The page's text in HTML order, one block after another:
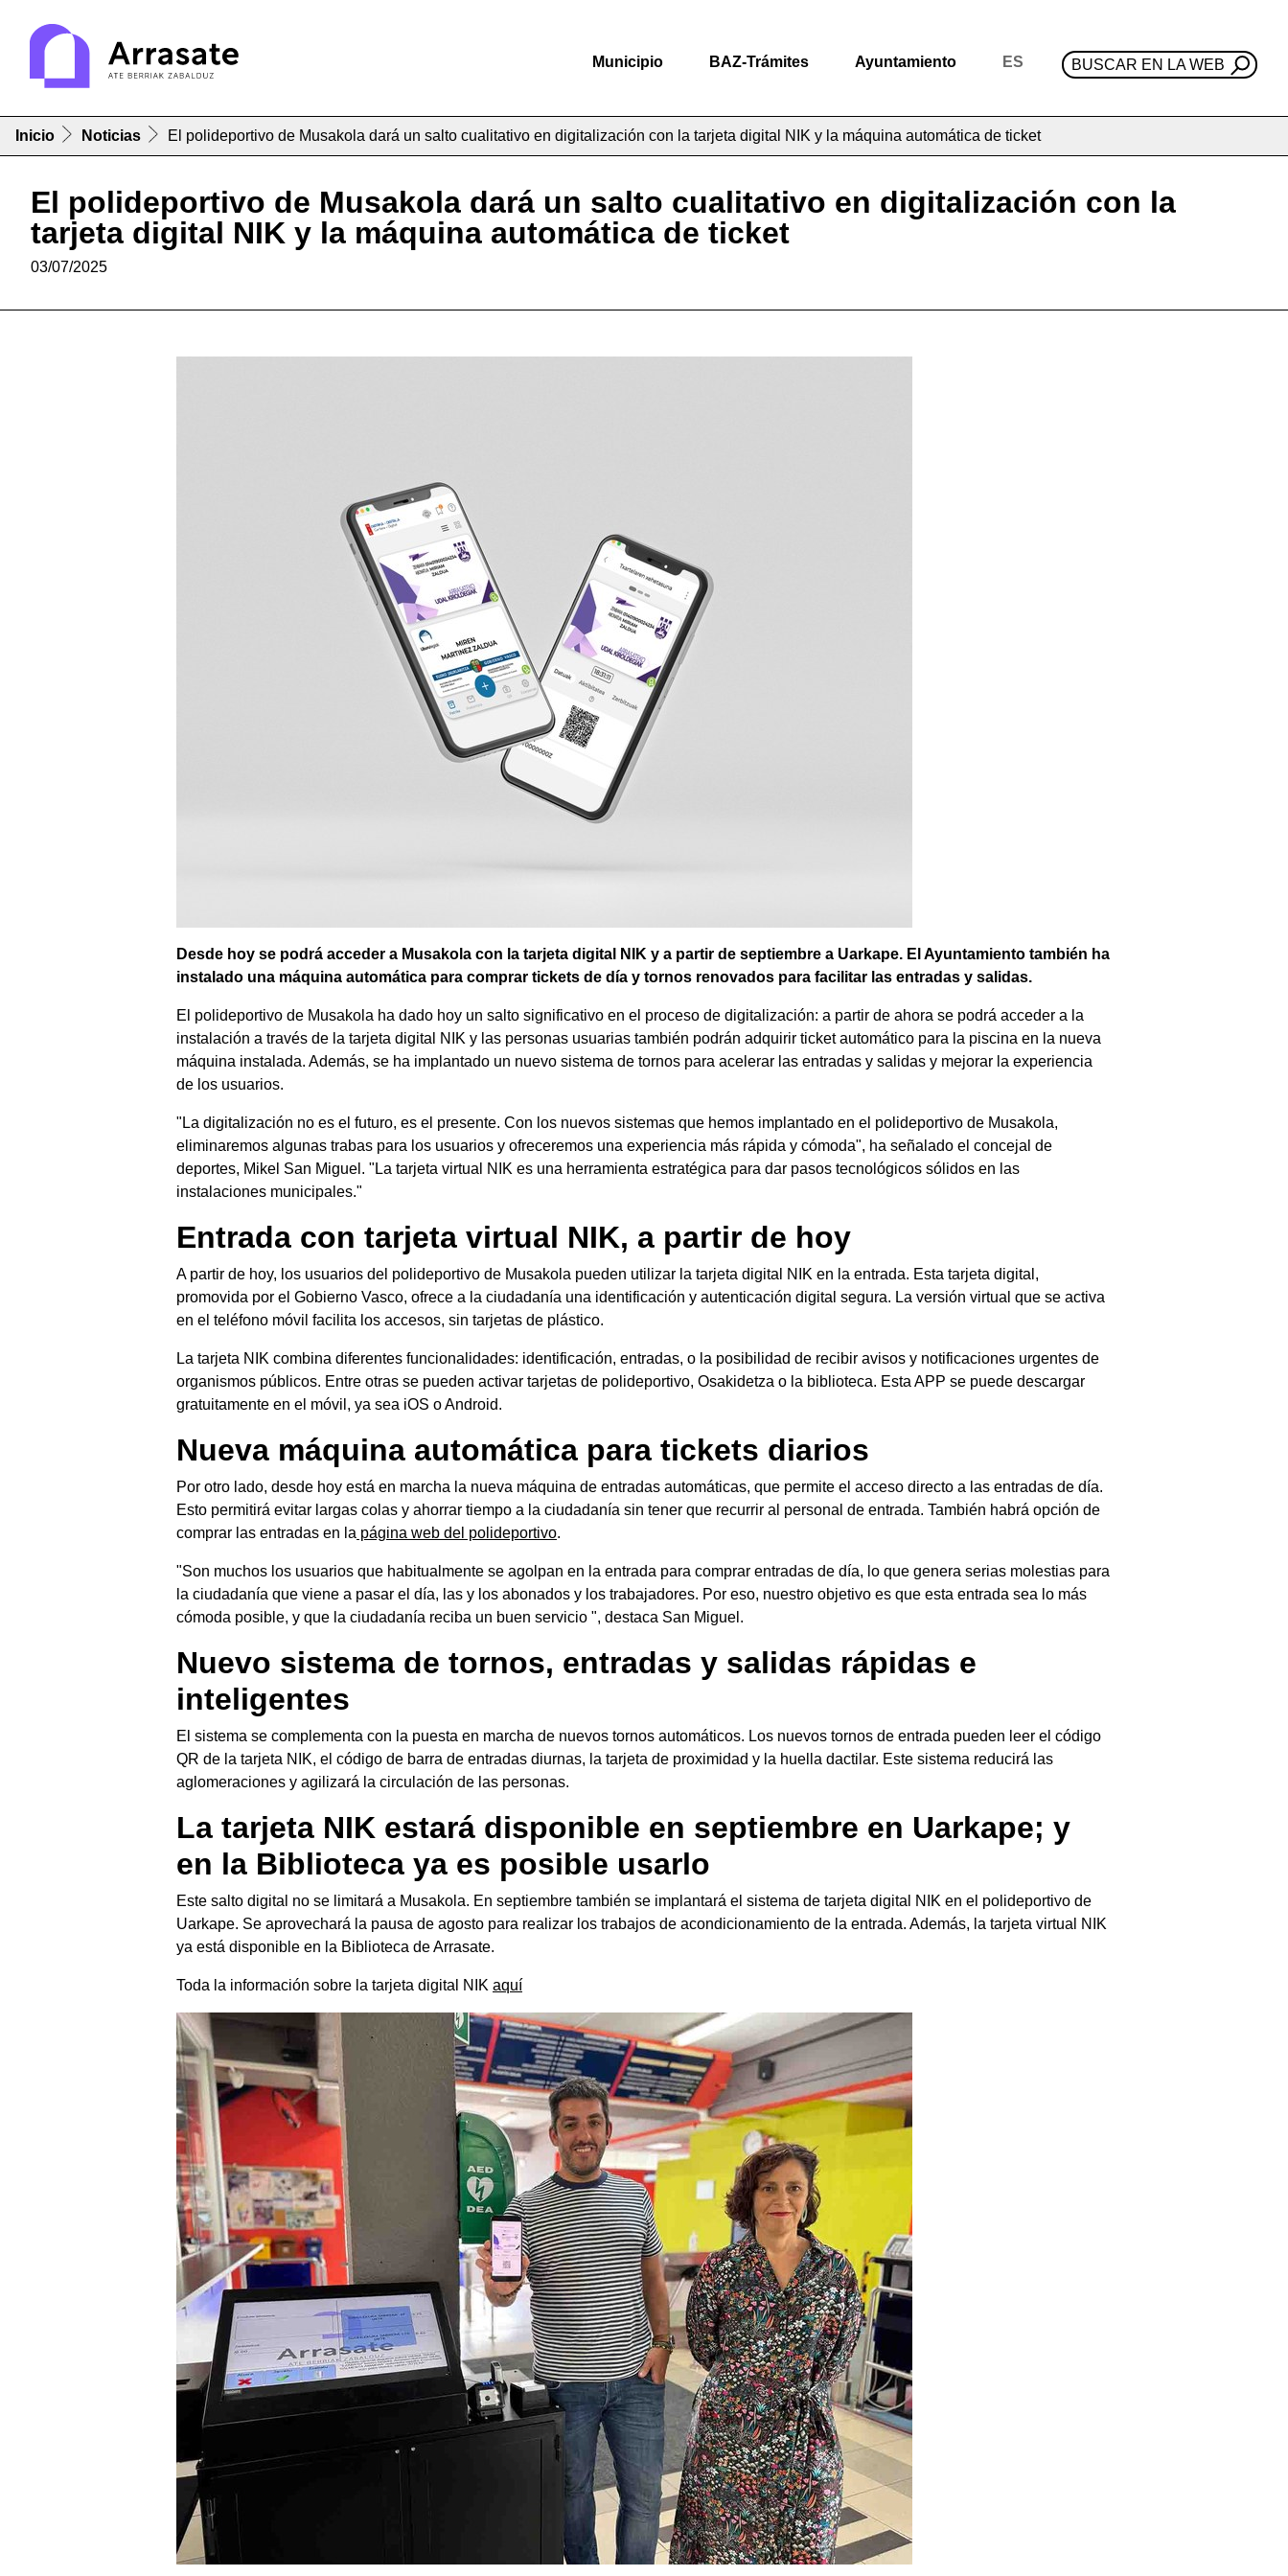
Municipio BAZ-Trámites Ayuntamiento ES BUSCAR EN LA WEB
Inicio Noticias El polideportivo de Musakola dará un salto cualitativo en digitalización con la tarjeta digital NIK y la máquina automática de ticket
El polideportivo de Musakola dará un salto cualitativo en digitalización con la
tarjeta digital NIK y la máquina automática de ticket
03/07/2025
Desde hoy se podrá acceder a Musakola con la tarjeta digital NIK y a partir de septiembre a Uarkape. El Ayuntamiento también ha
instalado una máquina automática para comprar tickets de día y tornos renovados para facilitar las entradas y salidas.
El polideportivo de Musakola ha dado hoy un salto significativo en el proceso de digitalización: a partir de ahora se podrá acceder a la
instalación a través de la tarjeta digital NIK y las personas usuarias también podrán adquirir ticket automático para la piscina en la nueva
máquina instalada. Además, se ha implantado un nuevo sistema de tornos para acelerar las entradas y salidas y mejorar la experiencia
de los usuarios.
"La digitalización no es el futuro, es el presente. Con los nuevos sistemas que hemos implantado en el polideportivo de Musakola,
eliminaremos algunas trabas para los usuarios y ofreceremos una experiencia más rápida y cómoda", ha señalado el concejal de
deportes, Mikel San Miguel. "La tarjeta virtual NIK es una herramienta estratégica para dar pasos tecnológicos sólidos en las
instalaciones municipales."
Entrada con tarjeta virtual NIK, a partir de hoy
A partir de hoy, los usuarios del polideportivo de Musakola pueden utilizar la tarjeta digital NIK en la entrada. Esta tarjeta digital,
promovida por el Gobierno Vasco, ofrece a la ciudadanía una identificación y autenticación digital segura. La versión virtual que se activa
en el teléfono móvil facilita los accesos, sin tarjetas de plástico.
La tarjeta NIK combina diferentes funcionalidades: identificación, entradas, o la posibilidad de recibir avisos y notificaciones urgentes de
organismos públicos. Entre otras se pueden activar tarjetas de polideportivo, Osakidetza o la biblioteca. Esta APP se puede descargar
gratuitamente en el móvil, ya sea iOS o Android.
Nueva máquina automática para tickets diarios
Por otro lado, desde hoy está en marcha la nueva máquina de entradas automáticas, que permite el acceso directo a las entradas de día.
Esto permitirá evitar largas colas y ahorrar tiempo a la ciudadanía sin tener que recurrir al personal de entrada. También habrá opción de
comprar las entradas en la página web del polideportivo.
"Son muchos los usuarios que habitualmente se agolpan en la entrada para comprar entradas de día, lo que genera serias molestias para
la ciudadanía que viene a pasar el día, las y los abonados y los trabajadores. Por eso, nuestro objetivo es que esta entrada sea lo más
cómoda posible, y que la ciudadanía reciba un buen servicio ", destaca San Miguel.
Nuevo sistema de tornos, entradas y salidas rápidas e
inteligentes
El sistema se complementa con la puesta en marcha de nuevos tornos automáticos. Los nuevos tornos de entrada pueden leer el código
QR de la tarjeta NIK, el código de barra de entradas diurnas, la tarjeta de proximidad y la huella dactilar. Este sistema reducirá las
aglomeraciones y agilizará la circulación de las personas.
La tarjeta NIK estará disponible en septiembre en Uarkape; y
en la Biblioteca ya es posible usarlo
Este salto digital no se limitará a Musakola. En septiembre también se implantará el sistema de tarjeta digital NIK en el polideportivo de
Uarkape. Se aprovechará la pausa de agosto para realizar los trabajos de acondicionamiento de la entrada. Además, la tarjeta virtual NIK
ya está disponible en la Biblioteca de Arrasate.
Toda la información sobre la tarjeta digital NIK aquí